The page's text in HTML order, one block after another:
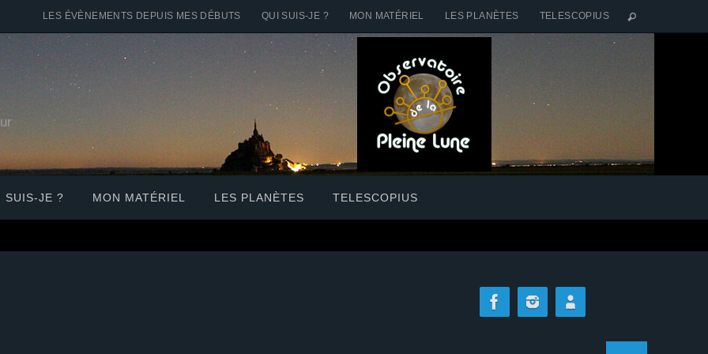
LES ÉVÈNEMENTS DEPUIS MES DÉBUTS QUI SUIS-JE ? MON MATÉRIEL LES PLANÈTES TELESCOPIUS
SUIS-JE ? MON MATÉRIEL LES PLANÈTES TELESCOPIUS